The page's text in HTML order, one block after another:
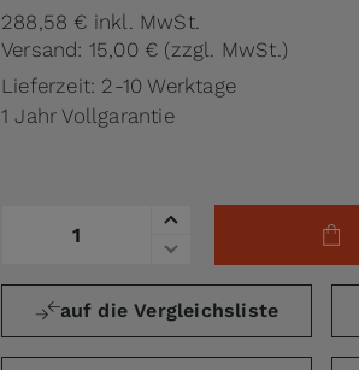
288,58 € inkl. MwSt.
Versand: 15,00 € (zzgl. MwSt.)
Lieferzeit: 2-10 Werktage
1 Jahr Vollgarantie
auf die Vergleichsliste